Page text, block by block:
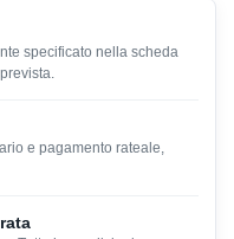
specificato nella scheda
e pagamento rateale,